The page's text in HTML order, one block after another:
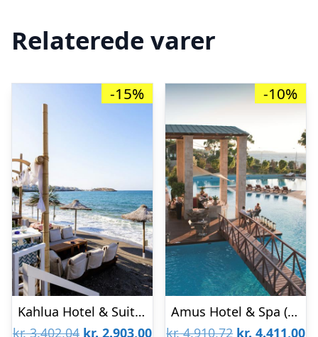
Relaterede varer
-15%
Kahlua Hotel & Suites
kr.3.402,04 Den
kr. 2.903,00Den
-10%
Amus Hotel & Spa (Tidligere Rhodes Bay Hotel)
kr.4.910,72 Den
kr. 4.411,00